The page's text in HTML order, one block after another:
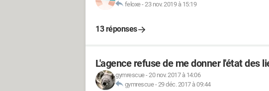
feloxe-23 nov. 2019 à 15:19
13 réponses
L'agence refuse de me donner l'état des
gymrescue-20 nov. 2017 à 14:06
gymrescue-29 déc. 2017 à 09:44